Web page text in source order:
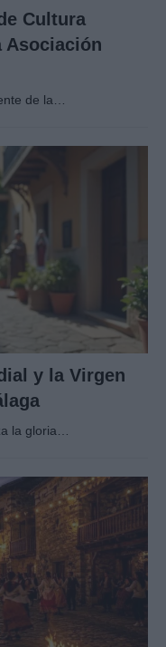
Cultura
Asociación
de la…
y la Virgen
la gloria…